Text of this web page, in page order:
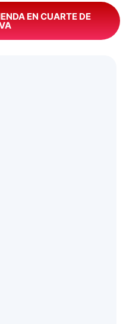
EN CUARTE DE